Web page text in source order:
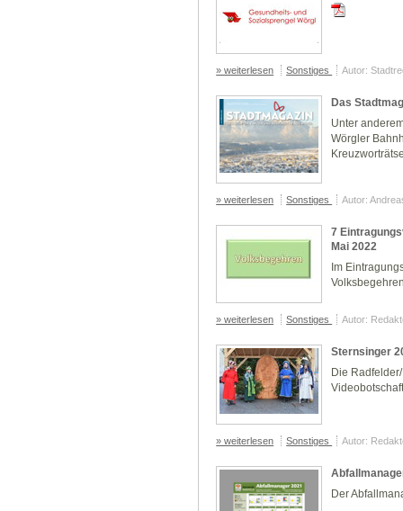
» weiterlesen Sonstiges Autor:
Das
Unter
Wörgler
» weiterlesen Sonstiges Autor:
7
Mai 2022
Im
» weiterlesen Sonstiges Autor:
Sternsinger
Die
» weiterlesen Sonstiges Autor:
Der